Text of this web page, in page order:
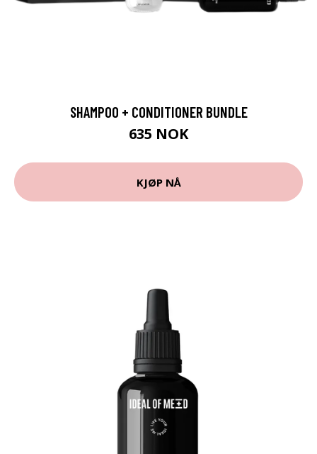
SHAMPOO + CONDITIONER BUNDLE
635 NOK
KJØP NÅ